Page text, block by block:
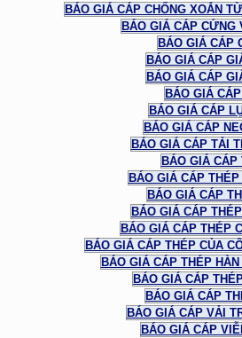
BÁO GIÁ CÁP CHỐNG XOẮN
BÁO GIÁ CÁP CỨNG
BÁO GIÁ CÁP
BÁO GIÁ CÁP
BÁO GIÁ CÁP
BÁO GIÁ
BÁO GIÁ CÁP
BÁO GIÁ CÁP
BÁO GIÁ CÁP TẢI
BÁO GIÁ CÁP
BÁO GIÁ CÁP
BÁO GIÁ CÁP
BÁO GIÁ CÁP
BÁO GIÁ CÁP THÉP
BÁO GIÁ CÁP THÉP CỦA
BÁO GIÁ CÁP THÉP
BÁO GIÁ CÁP
BÁO GIÁ CÁP
BÁO GIÁ CÁP VẢI
BÁO GIÁ CÁP